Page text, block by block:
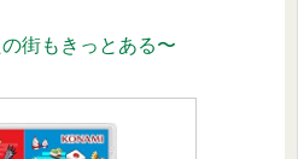
街もきっとある〜